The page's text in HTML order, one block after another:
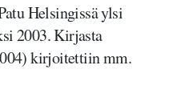
Helsingissä ylsi
2003. Kirjasta
kirjoitettiin mm.